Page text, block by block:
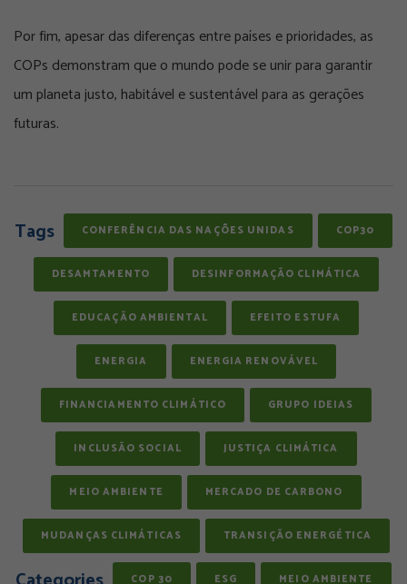
Por fim, apesar das diferenças entre países e prioridades, as
COPs demonstram que o mundo pode se unir para garantir
um planeta justo, habitável e sustentável para as gerações
futuras.
Tags CONFERÊNCIA DAS NAÇÕES UNIDAS COP30
DESAMTAMENTO DESINFORMAÇÃO CLIMÁTICA
EDUCAÇÃO AMBIENTAL EFEITO ESTUFA
ENERGIA ENERGIA RENOVÁVEL
FINANCIAMENTO CLIMÁTICO GRUPO IDEIAS
INCLUSÃO SOCIAL JUSTIÇA CLIMÁTICA
MEIO AMBIENTE MERCADO DE CARBONO
MUDANÇAS CLIMÁTICAS TRANSIÇÃO ENERGÉTICA
COP 30 ESG MEIO AMBIENTE